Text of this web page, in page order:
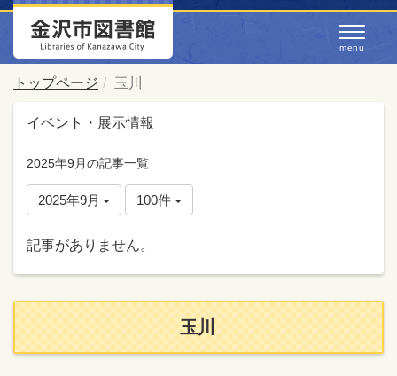
トップページ 玉川
イベント・展示情報
2025年9月の記事一覧
2025年9月 100件
記事がありません。
玉川